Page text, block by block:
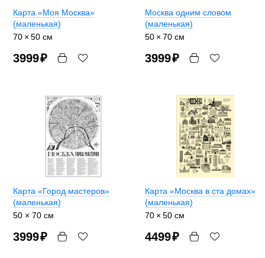
Карта «Моя Москва»
(маленькая)
70 × 50 см
3999₽
Москва одним словом
(маленькая)
50 × 70 см
3999₽
Карта «Город мастеров»
(маленькая)
50 × 70 см
3999₽
Карта «Москва в ста домах»
(маленькая)
70 × 50 см
4499₽